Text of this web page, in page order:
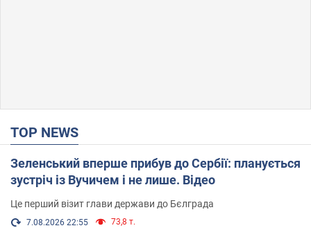
TOP NEWS
Зеленський вперше прибув до Сербії: планується
зустріч із Вучичем і не лише. Відео
Це перший візит глави держави до Бєлграда
7.08.2026 22:55 73,8 т.